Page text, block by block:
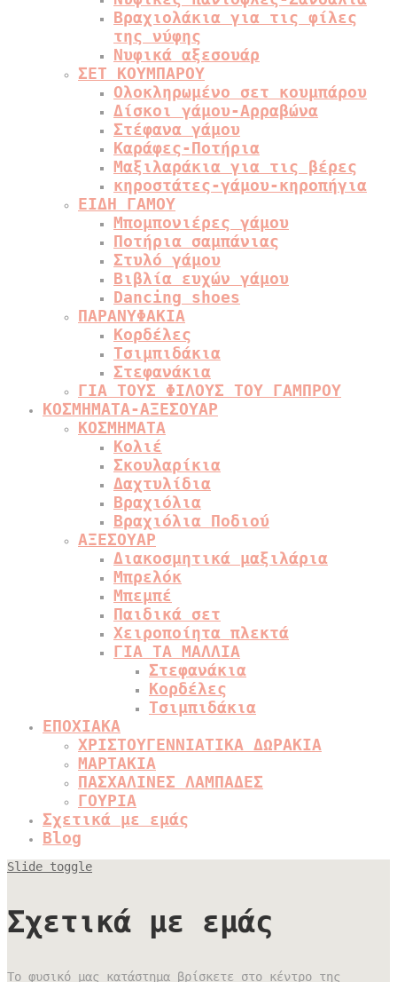
Βραχιολάκια για τις φίλες
της νύφης
Νυφικά αξεσουάρ
ΣΕΤ ΚΟΥΜΠΑΡΟΥ
Ολοκληρωμένο σετ κουμπάρου
Δίσκοι γάμου-Αρραβώνα
Στέφανα γάμου
Καράφες-Ποτήρια
Μαξιλαράκια για τις βέρες
κηροστάτες-γάμου-κηροπήγια
ΕΙΔΗ ΓΑΜΟΥ
Μπομπονιέρες γάμου
Ποτήρια σαμπάνιας
Στυλό γάμου
Βιβλία ευχών γάμου
Dancing shoes
ΠΑΡΑΝΥΦΑΚΙΑ
Κορδέλες
Τσιμπιδάκια
Στεφανάκια
ΓΙΑ ΤΟΥΣ ΦΙΛΟΥΣ ΤΟΥ ΓΑΜΠΡΟΥ
ΚΟΣΜΗΜΑΤΑ-ΑΞΕΣΟΥΑΡ
ΚΟΣΜΗΜΑΤΑ
Κολιέ
Σκουλαρίκια
Δαχτυλίδια
Βραχιόλια
Βραχιόλια Ποδιού
ΑΞΕΣΟΥΑΡ
Διακοσμητικά μαξιλάρια
Μπρελόκ
Μπεμπέ
Παιδικά σετ
Χειροποίητα πλεκτά
ΓΙΑ ΤΑ ΜΑΛΛΙΑ
Στεφανάκια
Κορδέλες
Τσιμπιδάκια
ΕΠΟΧΙΑΚΑ
ΧΡΙΣΤΟΥΓΕΝΝΙΑΤΙΚΑ ΔΩΡΑΚΙΑ
ΜΑΡΤΑΚΙΑ
ΠΑΣΧΑΛΙΝΕΣ ΛΑΜΠΑΔΕΣ
ΓΟΥΡΙΑ
Σχετικά με εμάς
Blog
Slide toggle
Σχετικά με εμάς
Το φυσικό μας κατάστημα βρίσκετε στο κέντρο της